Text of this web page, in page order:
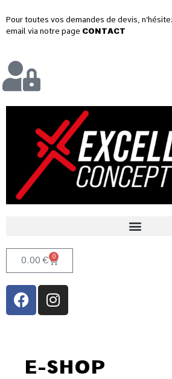
Pour toutes vos demandes de devis,
email via notre page CONTACT
0.00€ 0
E-SHOP